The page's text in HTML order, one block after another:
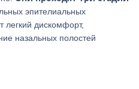
эпителиальных
легкий дискомфорт,
назальных полостей